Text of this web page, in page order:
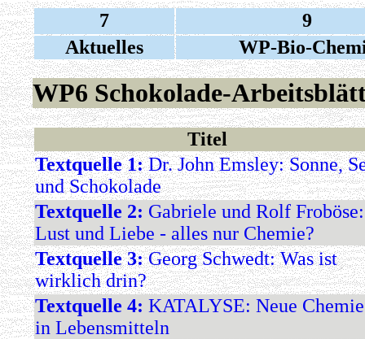
7
9
Aktuelles
WP-Bio-
WP6 Schokolade-
Titel
Textquelle 1:Dr. John Emsley: Sonne,
und Schokolade
Textquelle 2: Gabriele und Rolf Froböse:
Lust und Liebe - alles nur Chemie?
Textquelle 3:Georg Schwedt: Was ist
wirklich drin?
Textquelle 4: KATALYSE: Neue Chemie
in Lebensmitteln